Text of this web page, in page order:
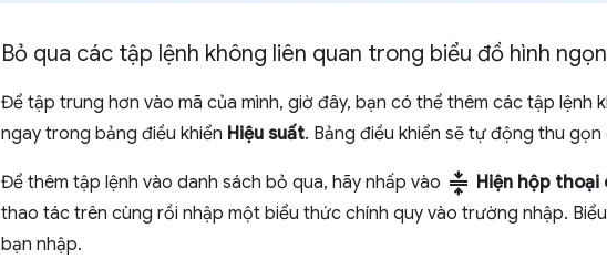
Bỏ qua các tập lệnh không liên quan trong biểu đồ hình
Để tập trung hơn vào mã của mình, giờ đây, bạn có thể thêm các tập lệnh
ngay trong bảng điều khiển Hiệu suất. Bảng điều khiển sẽ tự động thu
Để thêm tập lệnh vào danh sách bỏ qua, hãy nhấp vào compress Hiện hộp thoại
thao tác trên cùng rồi nhập một biểu thức chính quy vào trường nhập.
bạn nhập.